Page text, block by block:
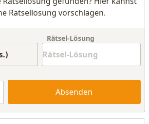
Rätsellösung vorschlagen.
Rätsel-Lösung
Absenden